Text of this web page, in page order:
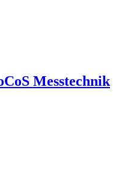
Messtechnik